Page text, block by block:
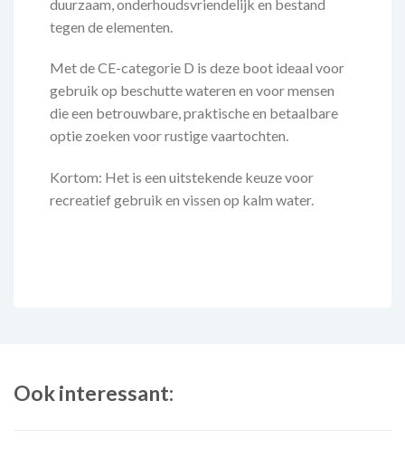
duurzaam, onderhoudsvriendelijk en bestand
tegen de elementen.
Met de CE-categorie D is deze boot ideaal voor
gebruik op beschutte wateren en voor mensen
die een betrouwbare, praktische en betaalbare
optie zoeken voor rustige vaartochten.
Kortom: Het is een uitstekende keuze voor
recreatief gebruik en vissen op kalm water.
Ook interessant: